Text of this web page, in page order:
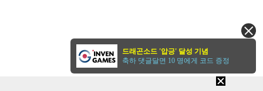
드래곤소드 '압긍' 달성 기념
축하 댓글달면 10 명에게 코드 증정